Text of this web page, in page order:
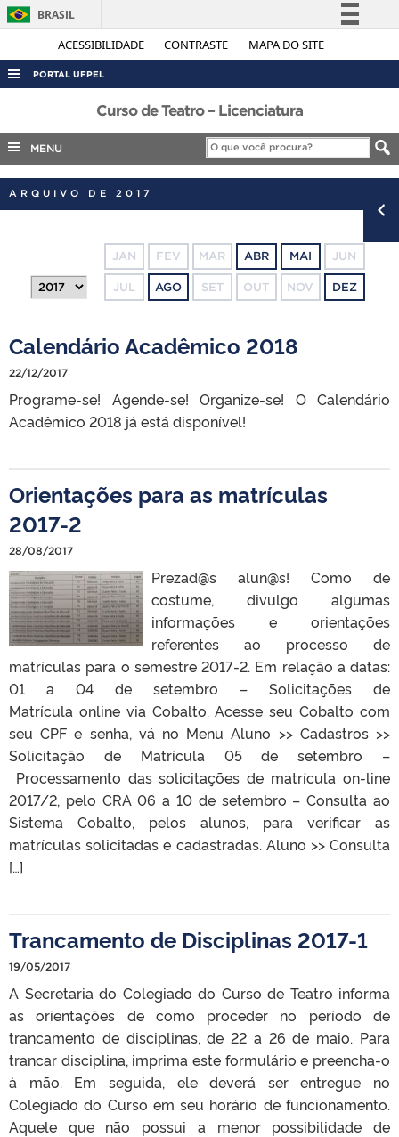
ACESSIBILIDADE CONTRASTE MAPA DO SITE
BRASIL
Simplifique!
Legislação
Canais
PORTAL UFPEL
ACESSO À INFORMAÇÃO
AUDITORIA
COBALTO
CONCURSOS
OUVIDORIA
TELEFONES
Curso de Teatro – Licenciatura
MENU
ARQUIVO DE 2017
JAN FEV MAR ABR MAI JUN
JUL AGO SET OUT NOV DEZ
Calendário Acadêmico 2018
22/12/2017
Programe-se! Agende-se! Organize-se! O Calendário
Acadêmico 2018 já está disponível!
Orientações para as matrículas
2017-2
28/08/2017
Prezad@s alun@s! Como de
costume, divulgo algumas
informações e orientações
referentes ao processo de
matrículas para o semestre 2017-2. Em relação a datas:
01 a 04 de setembro – Solicitações de
Matrícula online via Cobalto. Acesse seu Cobalto com
seu CPF e senha, vá no Menu Aluno >> Cadastros >>
Solicitação de Matrícula 05 de setembro –
Processamento das solicitações de matrícula on-line
2017/2, pelo CRA 06 a 10 de setembro – Consulta ao
Sistema Cobalto, pelos alunos, para verificar as
matrículas solicitadas e cadastradas. Aluno >> Consulta
[…]
Trancamento de Disciplinas 2017-1
19/05/2017
A Secretaria do Colegiado do Curso de Teatro informa
as orientações de como proceder no período de
trancamento de disciplinas, de 22 a 26 de maio. Para
trancar disciplina, imprima este formulário e preencha-o
à mão. Em seguida, ele deverá ser entregue no
Colegiado do Curso em seu horário de funcionamento.
Aquele que não possui a menor possibilidade de